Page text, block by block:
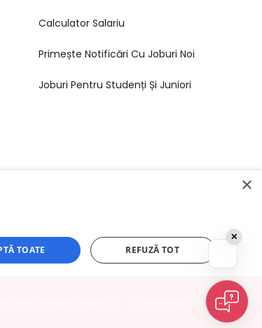
Calculator Salariu
Primește Notificări Cu Joburi Noi
Joburi Pentru Studenți Și Juniori
✕
×
TOATE REFUZĂ TOT